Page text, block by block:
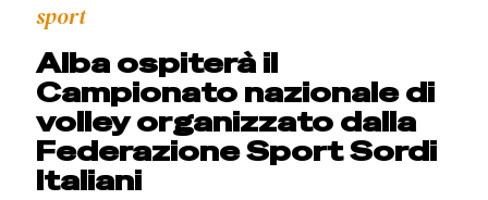
sport
Alba ospiterà il
Campionato nazionale di
volley organizzato dalla
Federazione Sport Sordi
Italiani